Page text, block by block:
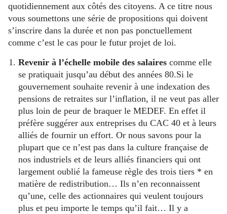
quotidiennement aux côtés des citoyens. A ce titre nous
vous soumettons une série de propositions qui doivent
s’inscrire dans la durée et non pas ponctuellement
comme c’est le cas pour le futur projet de loi.
Revenir à l’échelle mobile des salaires comme elle
se pratiquait jusqu’au début des années 80.Si le
gouvernement souhaite revenir à une indexation des
pensions de retraites sur l’inflation, il ne veut pas aller
plus loin de peur de braquer le MEDEF. En effet il
préfère suggérer aux entreprises du CAC 40 et à leurs
alliés de fournir un effort. Or nous savons pour la
plupart que ce n’est pas dans la culture française de
nos industriels et de leurs alliés financiers qui ont
largement oublié la fameuse règle des trois tiers * en
matière de redistribution… Ils n’en reconnaissent
qu’une, celle des actionnaires qui veulent toujours
plus et peu importe le temps qu’il fait… Il y a